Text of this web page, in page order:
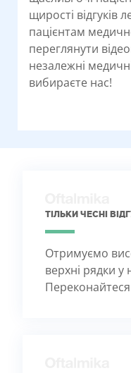
щирості відгуків
пацієнтам
переглянути
незалежні
вибираєте нас!
ТІЛЬКИ ЧЕСНІ
Отримуємо
верхні рядки
Переконайтеся